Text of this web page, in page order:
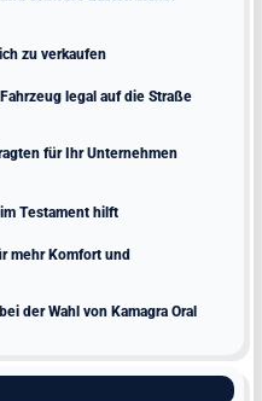
zu verkaufen
legal auf die Straße
für Ihr Unternehmen
Testament hilft
mehr Komfort und
der Wahl von Kamagra Oral